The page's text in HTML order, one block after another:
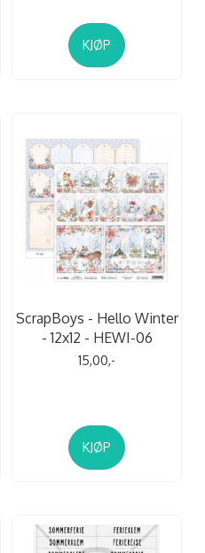
KJØP
ScrapBoys - Hello Winter
- 12x12 - HEWI-06
15,00,-
KJØP